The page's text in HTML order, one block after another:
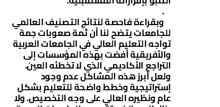
.
وبقراءة فاحصة لنتائج التصنيف العالمي
للجامعات يتضح لنا أن ثمة صعوبات جمة
تواجه التعليم العالي في الجامعات العربية
والأفريقية أفضت بهذه المؤسسات إلى
التراجع الأكاديمي الذي لا تخطئه العين.
ولعل أبرز هذه المشاكل عدم وجود
إستراتيجية وخطط واضحة للتعليم بشكل
عام ونظيره العالي على وجه التخصيص. ولا